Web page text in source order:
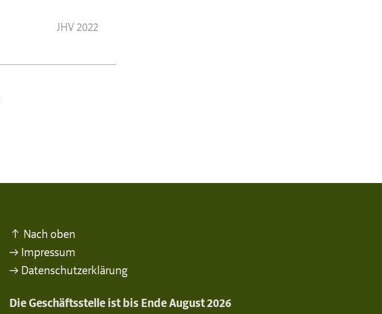
JHV 2022
↑ Nach oben
→ Impressum
→ Datenschutzerklärung
Die Geschäftsstelle ist bis Ende August 2026